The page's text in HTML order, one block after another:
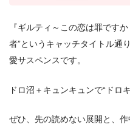
『ギルティ～この恋は罪です
者”というキャッチタイトル通
愛サスペンスです。
ドロ沼＋キュンキュンで“ドロ
ぜひ、先の読めない展開と、